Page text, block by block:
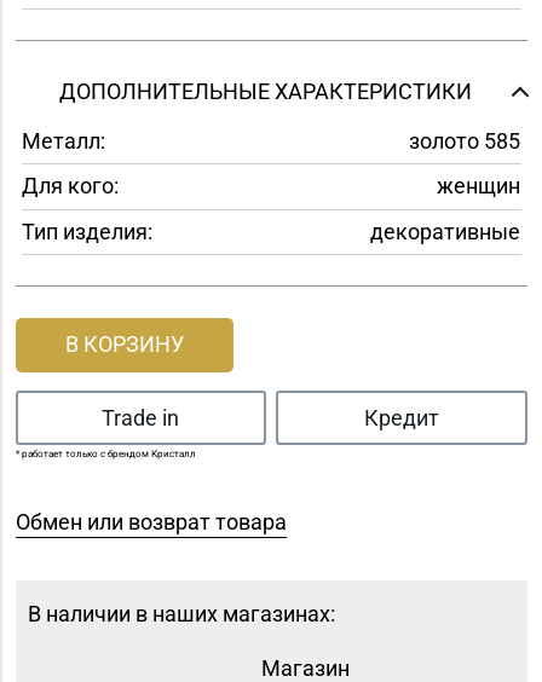
ДОПОЛНИТЕЛЬНЫЕ ХАРАКТЕРИСТИКИ
Металл:
золото 585
Для кого:
женщин
Тип изделия:
декоративные
В КОРЗИНУ
Trade in Кредит
* работает только с брендом Кристалл
Обмен или возврат товара
В наличии в наших магазинах:
Магазин